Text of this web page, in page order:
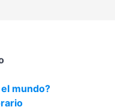
mundo?